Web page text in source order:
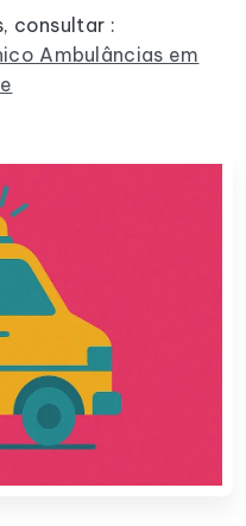
consultar :
Ambulâncias em